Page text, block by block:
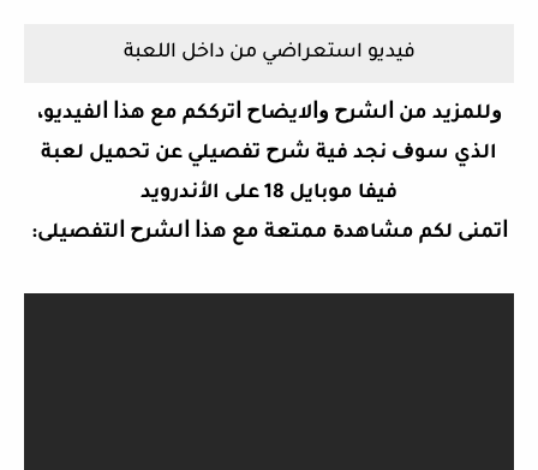
فيديو استعراضي من داخل اللعبة
ﻭﻟﻠﻤﺰﻳﺪ ﻣﻦ ﺍﻟﺸﺮﺡ ﻭﺍﻻﻳﻀﺎﺡ ﺍﺗﺮﻛﻜﻢ ﻣﻊ ﻫﺬﺍ ﺍﻟﻔﻴﺪﻳﻮ،
الذي ﺳﻮﻑ ﻧﺠﺪ ﻓﻴﺔ ﺷﺮﺡ تفصيلي ﻋﻦ تحميل لعبة
فيفا موبايل 18 على الأندرويد
ﺍﺗﻤﻨﻰ ﻟﻜﻢ ﻣﺸﺎﻫﺪﺓ ﻣﻤﺘﻌﺔ ﻣﻊ ﻫﺬﺍ ﺍﻟﺸﺮﺡ ﺍﻟﺘﻔﺼﻴﻠﻰ: